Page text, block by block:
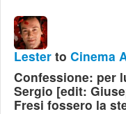
My
discussions
Bookmarks
Best
of
Lester to Cinema
Confessione: per
Sergio [edit:
Fresi fossero la